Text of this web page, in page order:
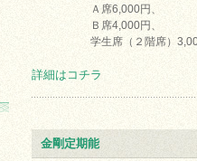
Ａ席6,000円、
Ｂ席4,000円、
学生席（２階席）
詳細はコチラ
金剛定期能